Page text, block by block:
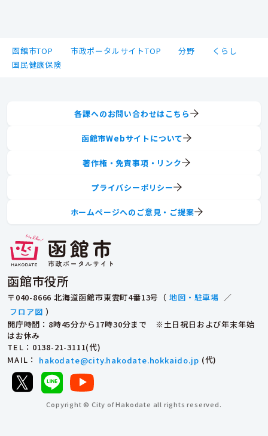
函館市TOP 市政ポータルサイトTOP 分野
くらし
国民健康保険
函館市役所
〒040-8666 北海道函館市東雲町4番13号（ 地図・駐車場 ／
フロア図 ）
開庁時間：8時45分から17時30分まで ※土日祝日および年末年始
はお休み
TEL ：0138-21-3111(代)
MAIL ： hakodate@city.hakodate.hokkaido.jp (代)
各課へのお問い合わせはこちら
函館市Webサイトについて
著作権・免責事項・リンク
プライバシーポリシー
ホームページへのご意見・ご提案
Copyright © City of Hakodate all rights reserved.